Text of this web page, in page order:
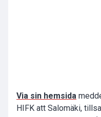
Via sin hemsida
HIFK att Salomäki,